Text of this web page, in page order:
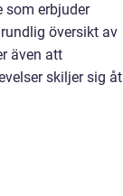
som erbjuder
översikt av
även att
skiljer sig åt